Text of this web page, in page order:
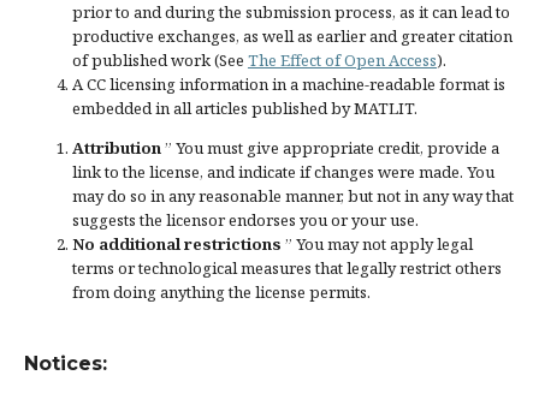
prior to and during the submission process, as it can lead to
productive exchanges, as well as earlier and greater citation
of published work (See The Effect of Open Access).
A CC licensing information in a machine-readable format is
embedded in all articles published by MATLIT.
Attribution” You must give appropriate credit, provide a
link to the license, andindicate if changes were made. You
may do so in any reasonable manner, but not in any way that
suggests the licensor endorses you or your use.
No additional restrictions ” You may not apply legal
terms ortechnological measuresthat legally restrict others
from doing anything the license permits.
Notices: